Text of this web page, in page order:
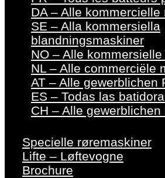
DA – Alle
SE – Alla kommersiella
blandningsmaskiner
NO – Alle
NL – Alle commerciële
AT – Alle gewerblichen
ES – Todas las
CH – Alle
Specielle røremaskiner
Lifte – Løftevogne
Brochure